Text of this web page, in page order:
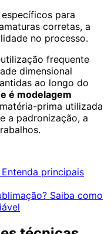
para
corretas, a
no processo.
frequente
dimensional
ao longo do
é modelagem
prima utilizada
a padronização, a
principais
Saiba como